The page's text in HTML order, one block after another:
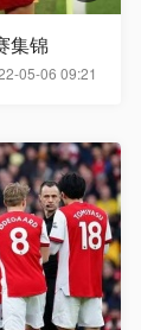
05-06 09:21
集锦